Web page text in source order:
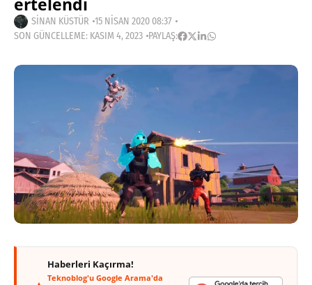
SINAN KÜSTÜR 15 NISAN 2020 08:37
SON GÜNCELLEME: KASIM 4, 2023 PAYLAŞ:
Haberleri Kaçırma!
Teknoblog'u Google Arama'da